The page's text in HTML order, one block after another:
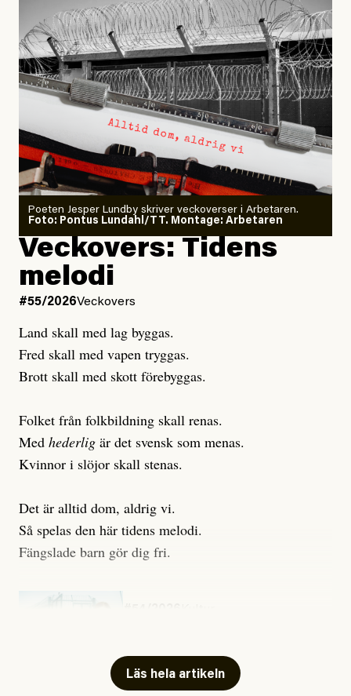
arbetsplatser, enligt Arbetsmiljöverkets statistik.
#44/2026Dödsolyckor på jobbet
Larmet från
Arbetsmiljöverket:
Dödsolyckorna har slutat
minska
Joel Kellgren
Publicerad3 August, 2026
Uppdaterad3 August, 2026
Poeten Jesper Lundby skriver veckoverser i Arbetaren.
Foto: Pontus Lundahl/TT. Montage: Arbetaren
Veckovers: Tidens
melodi
#55/2026Veckovers
Land skall med lag byggas.
Fred skall med vapen tryggas.
Brott skall med skott förebyggas.
Folket från folkbildning skall renas.
Med hederlig är det svensk som menas.
Kvinnor i slöjor skall stenas.
Det är alltid dom, aldrig vi.
Så spelas den här tidens melodi.
Fängslade barn gör dig fri.
Läs hela artikeln